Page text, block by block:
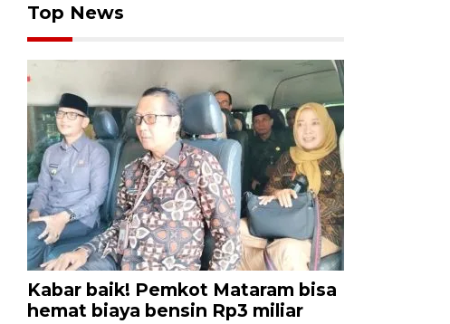
Top News
Kabar baik! Pemkot Mataram bisa
hemat biaya bensin Rp3 miliar